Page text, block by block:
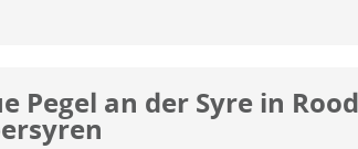
Pegel an der Syre in